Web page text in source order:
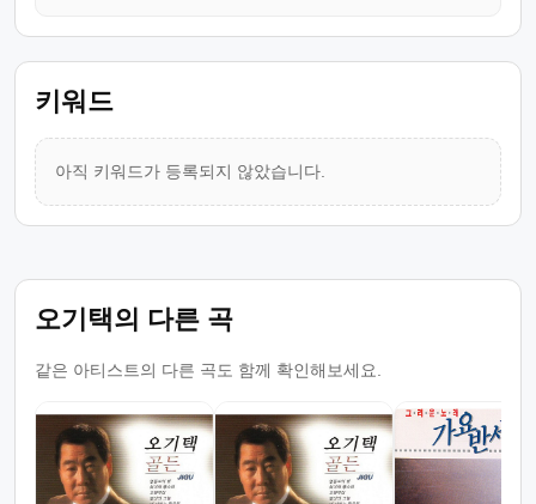
키워드
아직 키워드가 등록되지 않았습니다.
오기택의 다른 곡
같은 아티스트의 다른 곡도 함께 확인해보세요.